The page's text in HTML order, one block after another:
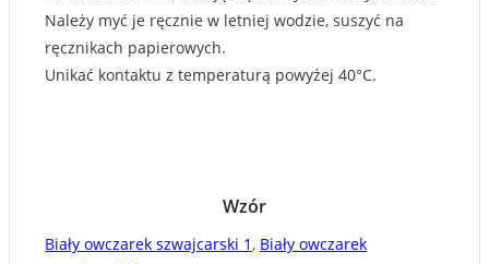
Należy myć je ręcznie w letniej wodzie, suszyć na
ręcznikach papierowych.
Unikać kontaktu z temperaturą powyżej 40°C.
Wzór
Biały owczarek szwajcarski 1, Biały owczarek